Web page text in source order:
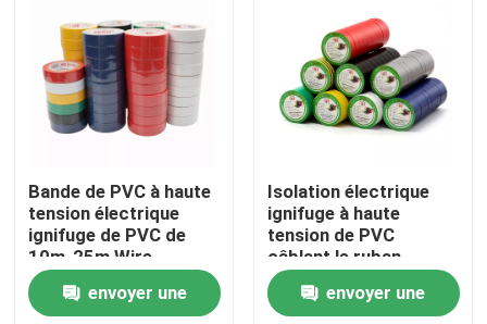
Maison
Produits
Au sujet de nous
Bande de PVC à haute
tension électrique
ignifuge de PVC de
10m-25m Wire
Waterproof Flame
envoyer une
Isolation électrique
ignifuge à haute
tension de PVC
câblant le ruban
adhésif
envoyer une